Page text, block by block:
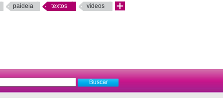
paideia textos videos